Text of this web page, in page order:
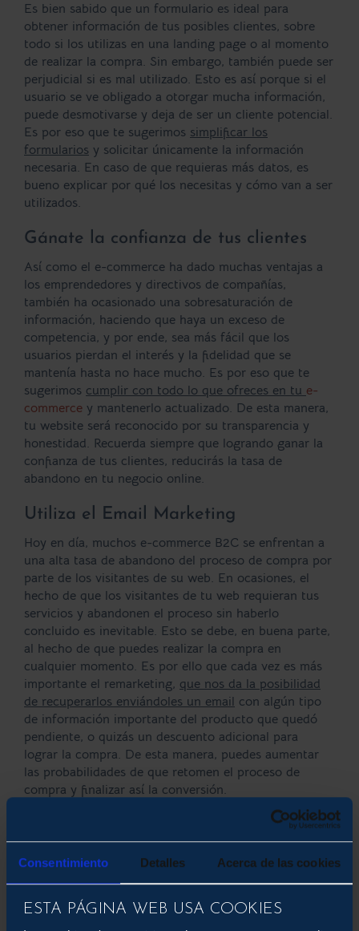
Consentimiento Detalles Acerca de las cookies
ESTA PÁGINA WEB USA COOKIES
Es bien sabido que un formulario es ideal para
obtener información de tus posibles clientes, sobre
todo si los utilizas en una landing page o al momento
de realizar la compra. Sin embargo, también puede ser
perjudicial si es mal utilizado. Esto es así porque si el
usuario se ve obligado a otorgar mucha información,
puede desmotivarse y deja de ser un cliente potencial.
Es por eso que te sugerimos simplificar los
formularios y solicitar únicamente la información
necesaria. En caso de que requieras más datos, es
bueno explicar por qué los necesitas y cómo van a ser
utilizados.
Gánate la confianza de tus clientes
Así como el e-commerce ha dado muchas ventajas a
los emprendedores y directivos de compañías,
también ha ocasionado una sobresaturación de
información, haciendo que haya un exceso de
competencia, y por ende, sea más fácil que los
usuarios pierdan el interés y la fidelidad que se
mantenía hasta no hace mucho. Es por eso que te
sugerimos cumplir con todo lo que ofreces en tu e-
commerce y mantenerlo actualizado. De esta manera,
tu website será reconocido por su transparencia y
honestidad. Recuerda siempre que logrando ganar la
confianza de tus clientes, reducirás la tasa de
abandono en tu negocio online.
Utiliza el Email Marketing
Hoy en día, muchos e-commerce B2C se enfrentan a
una alta tasa de abandono del proceso de compra por
parte de los visitantes de su web. En ocasiones, el
hecho de que los visitantes de tu web requieran tus
servicios y abandonen el proceso sin haberlo
concluido es inevitable. Esto se debe, en buena parte,
al hecho de que puedes realizar la compra en
cualquier momento. Es por ello que cada vez es más
importante el remarketing, que nos da la posibilidad
de recuperarlos enviándoles un email con algún tipo
de información importante del producto que quedó
pendiente, o quizás un descuento adicional para
lograr la compra. De esta manera, puedes aumentar
las probabilidades de que retomen el proceso de
compra y finalizar así la conversión.